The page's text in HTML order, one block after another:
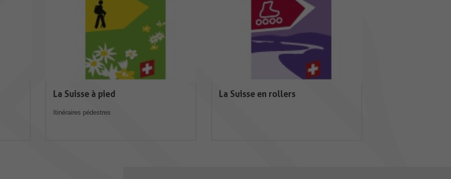
La Suisse à pied
Itinéraires pédestres
La Suisse en rollers